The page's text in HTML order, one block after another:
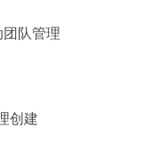
队管理
创建